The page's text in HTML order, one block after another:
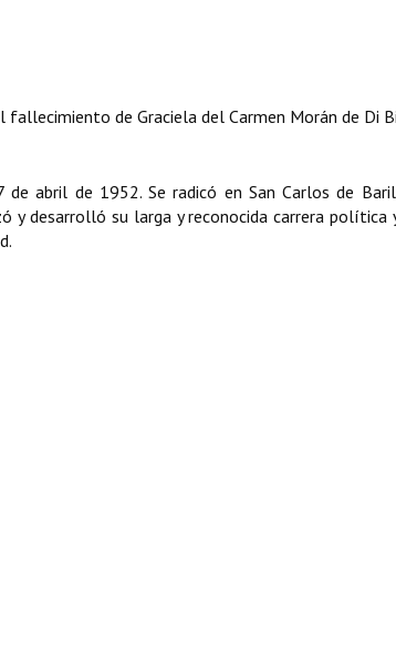
de Graciela del Carmen Morán de Di
de abril de 1952. Se radicó en San Carlos de
y desarrolló su larga y reconocida carrera política